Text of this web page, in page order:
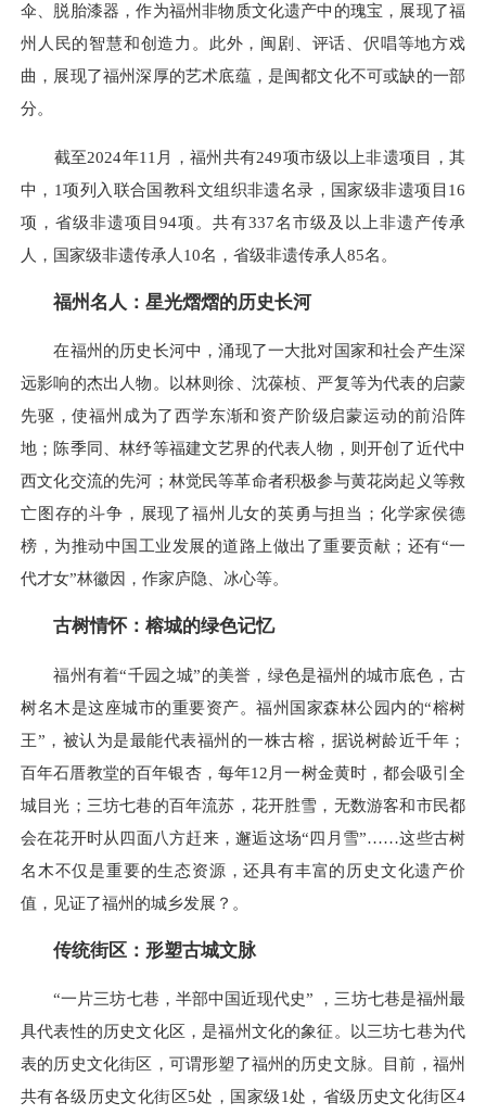
伞、脱胎漆器，作为福州非物质文化遗产中的瑰宝，展现了福
州人民的智慧和创造力。此外，闽剧、评话、伬唱等地方戏
曲，展现了福州深厚的艺术底蕴，是闽都文化不可或缺的一部
分。
截至2024年11月，福州共有249项市级以上非遗项目，其
中，1项列入联合国教科文组织非遗名录，国家级非遗项目16
项，省级非遗项目94项。共有337名市级及以上非遗产传承
人，国家级非遗传承人10名，省级非遗传承人85名。
福州名人：星光熠熠的历史长河
在福州的历史长河中，涌现了一大批对国家和社会产生深
远影响的杰出人物。以林则徐、沈葆桢、严复等为代表的启蒙
先驱，使福州成为了西学东渐和资产阶级启蒙运动的前沿阵
地；陈季同、林纾等福建文艺界的代表人物，则开创了近代中
西文化交流的先河；林觉民等革命者积极参与黄花岗起义等救
亡图存的斗争，展现了福州儿女的英勇与担当；化学家侯德
榜，为推动中国工业发展的道路上做出了重要贡献；还有“一
代才女”林徽因，作家庐隐、冰心等。
古树情怀：榕城的绿色记忆
福州有着“千园之城”的美誉，绿色是福州的城市底色，古
树名木是这座城市的重要资产。福州国家森林公园内的“榕树
王”，被认为是最能代表福州的一株古榕，据说树龄近千年；
百年石厝教堂的百年银杏，每年12月一树金黄时，都会吸引全
城目光；三坊七巷的百年流苏，花开胜雪，无数游客和市民都
会在花开时从四面八方赶来，邂逅这场“四月雪”……这些古树
名木不仅是重要的生态资源，还具有丰富的历史文化遗产价
值，见证了福州的城乡发展？。
传统街区：形塑古城文脉
“一片三坊七巷，半部中国近现代史” ，三坊七巷是福州最
具代表性的历史文化区，是福州文化的象征。以三坊七巷为代
表的历史文化街区，可谓形塑了福州的历史文脉。目前，福州
共有各级历史文化街区5处，国家级1处，省级历史文化街区4